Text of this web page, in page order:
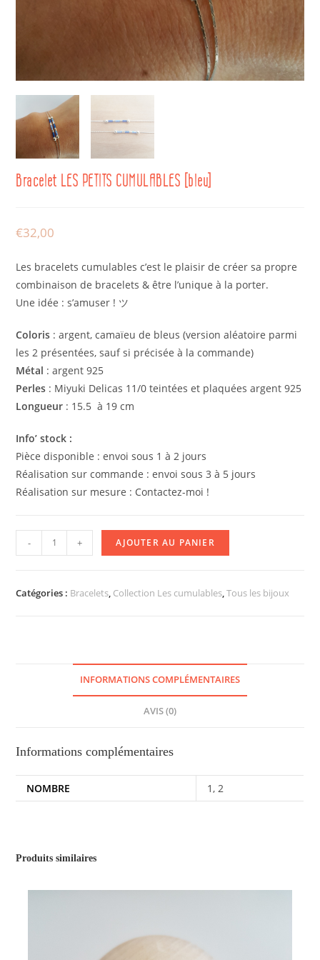
Bracelet LES PETITS CUMULABLES [bleu]
€32,00
Les bracelets cumulables c’est le plaisir de créer sa propre
combinaison de bracelets & être l’unique à la porter.
Une idée : s’amuser ! ツ
Coloris : argent, camaïeu de bleus (version aléatoire parmi
les 2 présentées, sauf si précisée à la commande)
Métal : argent 925
Perles : Miyuki Delicas 11/0 teintées et plaquées argent 925
Longueur : 15.5 à 19 cm
Info’ stock :
Pièce disponible : envoi sous 1 à 2 jours
Réalisation sur commande : envoi sous 3 à 5 jours
Réalisation sur mesure : Contactez-moi !
-
quantité
de
LES
+ AJOUTER AU PANIER
Catégories : Bracelets, Collection Les cumulables,Tous les bijoux
INFORMATIONS COMPLÉMENTAIRES
AVIS (0)
Informations complémentaires
NOMBRE 1, 2
Produits similaires